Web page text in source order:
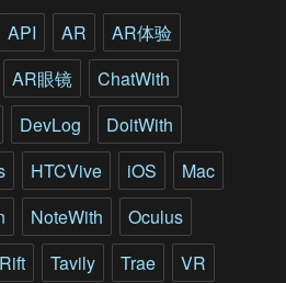
(吐)
API AR
AR体验
AR眼镜
ChatWith
DevLog
DoitWith
HTCVive iOS
Mac
NoteWith
Oculus
Tavily Trae
VR